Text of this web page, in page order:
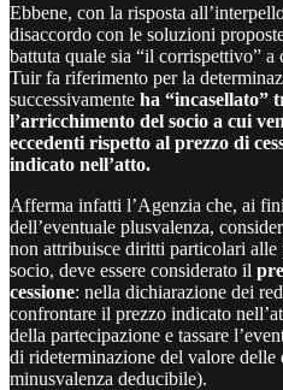
Ebbene, con la risposta
disaccordo con le soluzioni
battuta quale sia “il corrispettivo”
Tuir fa riferimento per la
successivamente ha “incasellato”
l’arricchimento del socio a cui
eccedenti rispetto al prezzo di
indicato nell’atto.
Afferma infatti l’Agenzia che, ai
dell’eventuale plusvalenza,
non attribuisce diritti particolari alle
socio, deve essere considerato il
cessione: nella dichiarazione dei
confrontare il prezzo indicato
della partecipazione e tassare
di rideterminazione del valore delle
minusvalenza deducibile).